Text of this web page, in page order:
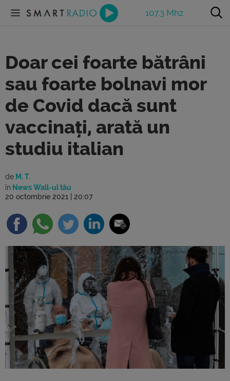
107.3 Mhz
Doar cei foarte bătrâni
sau foarte bolnavi mor
de Covid dacă sunt
vaccinați, arată un
studiu italian
de M. T.
în News Wall-ul tău
20 octombrie 2021 | 20:07